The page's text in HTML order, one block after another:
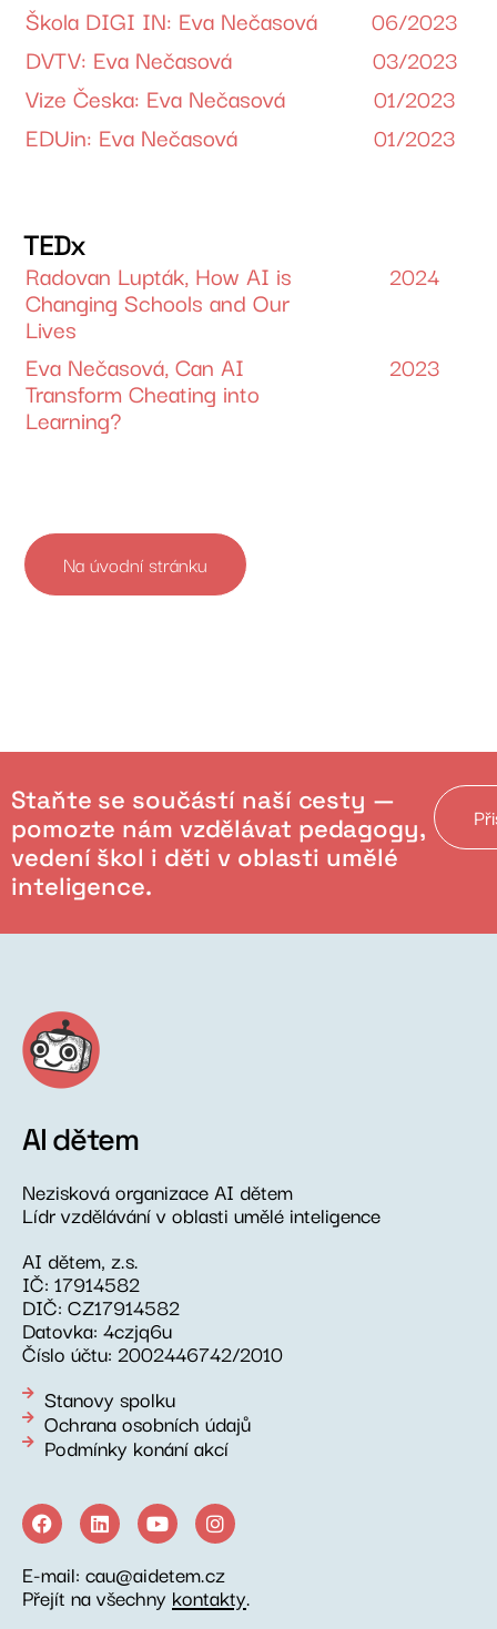
Škola DIGI IN: Eva Nečasová 06/2023
DVTV: Eva Nečasová 03/2023
Vize Česka: Eva Nečasová 01/2023
EDUin: Eva Nečasová 01/2023
TEDx
Radovan Lupták, How AI is
Changing Schools and Our
Lives
2024
Eva Nečasová, Can AI
Transform Cheating into
Learning?
2023
Na úvodní stránku
Staňte se součástí naší cesty —
pomozte nám vzdělávat pedagogy,
vedení škol i děti v oblasti umělé
inteligence.
AI dětem
Nezisková organizace AI dětem
Lídr vzdělávání v oblasti umělé inteligence
AI dětem, z.s.
IČ: 17914582
DIČ: CZ17914582
Datovka: 4czjq6u
Číslo účtu: 2002446742/2010
Stanovy spolku
Ochrana osobních údajů
Podmínky konání akcí
E-mail: cau@aidetem.cz
Přejít na všechny kontakty.